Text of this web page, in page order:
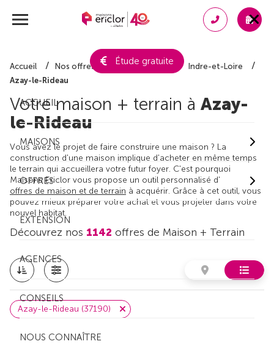
Étude gratuite
ACCUEIL
MAISONS
OFFRES
EXTENSION
AGENCES
CONSEILS
NOUS CONNAÎTRE
Accueil Nos offres de maison + terrain
Indre-et-Loire
Azay-le-Rideau
Votre maison + terrain à Azay-
le-Rideau
Vous avez le projet de faire construire une maison ? La
construction d'une maison implique d'acheter en même temps
le terrain qui accueillera votre futur foyer. C'est pourquoi
Maisons Ericlor vous propose un outil personnalisé d'
offres de maison et de terrain à acquérir. Grâce à cet outil, vous
pouvez mieux préparer votre achat et vous projeter dans votre
nouvel habitat.
Découvrez nos 1142 offres de Maison + Terrain
Azay-le-Rideau (37190)